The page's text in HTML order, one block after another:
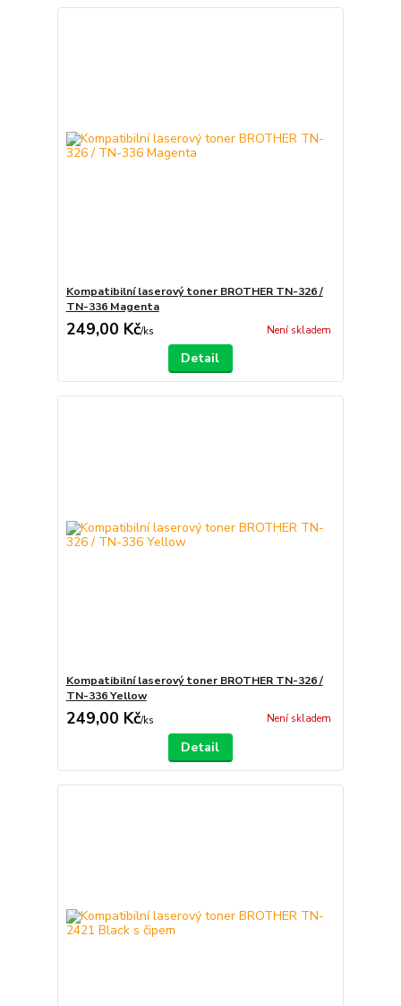
Kompatibilní laserový toner BROTHER TN-326 /
TN-336 Magenta
249,00 Kč/ks Není skladem
Detail
Kompatibilní laserový toner BROTHER TN-326 /
TN-336 Yellow
249,00 Kč/ks Není skladem
Detail